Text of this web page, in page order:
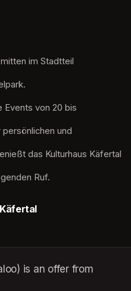
im Stadtteil
Events von 20 bis
und
das Kulturhaus Käfertal
Ruf.
is an offer from